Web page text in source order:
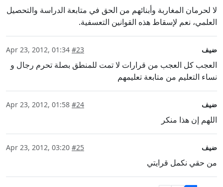
لا لحرمان المغاربة وأبنائهم من الحق في متابعة الدراسة والتحصيل
العلمي، نعم لإسقاط هذه القوانين التعسفية.
ضيف #23
العجب كل العجب من قرارات لا تمت للمنطق بصلة تحرم رجال و
نساء التعليم من متابعة تعليمهم
ضيف #24
اللهم إن هذا منكر
ضيف #25
من حقي نكمل قرايتي